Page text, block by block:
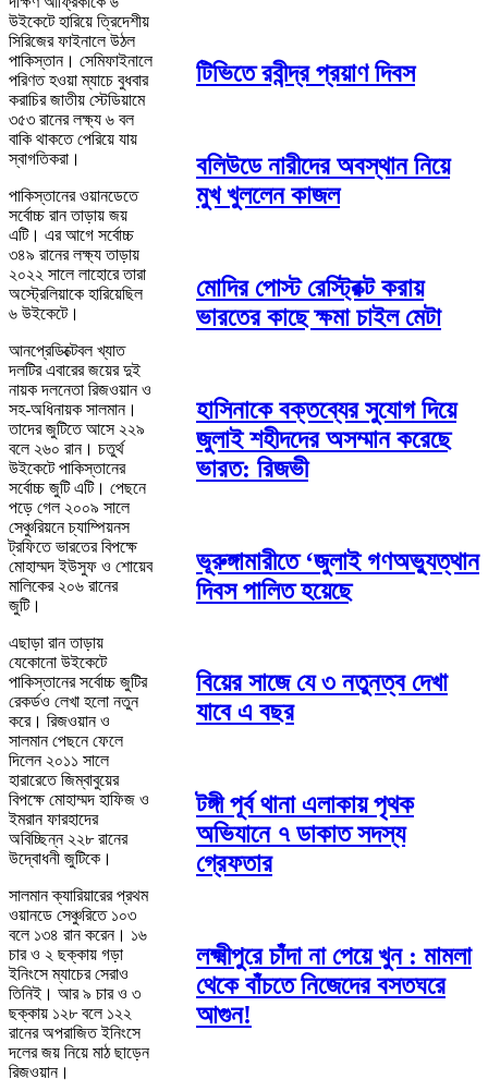
উইকেটে হারিয়ে ত্রিদেশীয়
সিরিজের ফাইনালে উঠল
পাকিস্তান। সেমিফাইনালে
পরিণত হওয়া ম্যাচে বুধবার
করাচির জাতীয় স্টেডিয়ামে
৩৫৩ রানের লক্ষ্য ৬ বল
বাকি থাকতে পেরিয়ে যায়
স্বাগতিকরা।
পাকিস্তানের ওয়ানডেতে
সর্বোচ্চ রান তাড়ায় জয়
এটি। এর আগে সর্বোচ্চ
৩৪৯ রানের লক্ষ্য তাড়ায়
২০২২ সালে লাহোরে তারা
অস্ট্রেলিয়াকে হারিয়েছিল
৬ উইকেটে।
আনপ্রেডিক্টেবল খ্যাত
দলটির এবারের জয়ের দুই
নায়ক দলনেতা রিজওয়ান ও
সহ-অধিনায়ক সালমান।
তাদের জুটিতে আসে ২২৯
বলে ২৬০ রান। চতুর্থ
উইকেটে পাকিস্তানের
সর্বোচ্চ জুটি এটি। পেছনে
পড়ে গেল ২০০৯ সালে
সেঞ্চুরিয়নে চ্যাম্পিয়নস
ট্রফিতে ভারতের বিপক্ষে
মোহাম্মদ ইউসুফ ও শোয়েব
মালিকের ২০৬ রানের
জুটি।
এছাড়া রান তাড়ায়
যেকোনো উইকেটে
পাকিস্তানের সর্বোচ্চ জুটির
রেকর্ডও লেখা হলো নতুন
করে। রিজওয়ান ও
সালমান পেছনে ফেলে
দিলেন ২০১১ সালে
হারারেতে জিম্বাবুয়ের
বিপক্ষে মোহাম্মদ হাফিজ ও
ইমরান ফারহাদের
অবিচ্ছিন্ন ২২৮ রানের
উদ্বোধনী জুটিকে।
সালমান ক্যারিয়ারের প্রথম
ওয়ানডে সেঞ্চুরিতে ১০৩
বলে ১৩৪ রান করেন। ১৬
চার ও ২ ছক্কায় গড়া
ইনিংসে ম্যাচের সেরাও
তিনিই। আর ৯ চার ও ৩
ছক্কায় ১২৮ বলে ১২২
রানের অপরাজিত ইনিংসে
দলের জয় নিয়ে মাঠ ছাড়েন
রিজওয়ান।
টিভিতে রবীন্দ্র প্রয়াণ দিবস
বলিউডে নারীদের অবস্থান নিয়ে
মুখ খুললেন কাজল
মোদির পোস্ট রেস্ট্রিক্ট করায়
ভারতের কাছে ক্ষমা চাইল মেটা
হাসিনাকে বক্তব্যের সুযোগ দিয়ে
জুলাই শহীদদের অসম্মান করেছে
ভারত: রিজভী
ভূরুঙ্গামারীতে ‘জুলাই গণঅভ্যুত্থান
দিবস পালিত হয়েছে
বিয়ের সাজে যে ৩ নতুনত্ব দেখা
যাবে এ বছর
টঙ্গী পূর্ব থানা এলাকায় পৃথক
অভিযানে ৭ ডাকাত সদস্য
গ্রেফতার
লক্ষ্মীপুরে চাঁদা না পেয়ে খুন : মামলা
থেকে বাঁচতে নিজেদের বসতঘরে
আগুন!